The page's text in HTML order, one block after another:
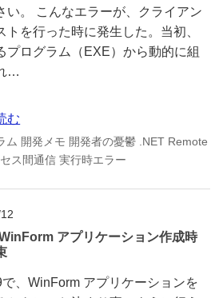
い。 こんなエラーが、クライアン
トを行った時に発生した。当初、
プログラム（EXE）から動的に組
…
む
ム 開発メモ 開発者の憂鬱 .NET Remote
ス間通信 実行時エラー
WinForm アプリケーション作成時
、WinForm アプリケーションを